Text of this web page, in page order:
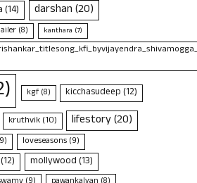
(14) darshan(20)
(8) kanthara (7)
kgf(8) kicchasudeep(12)
kruthvik(10) lifestory(20)
loveseasons(9)
(12) mollywood(13)